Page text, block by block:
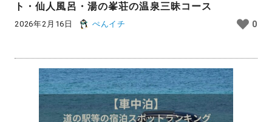
ト・仙人風呂・湯の峯荘の温泉三昧コース
2026年2月16日 ぺんイチ 0